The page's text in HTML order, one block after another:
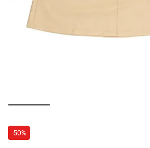
-50%